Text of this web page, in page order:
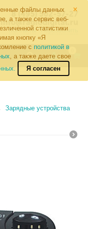
×
файлы данных
а также сервис веб-
статистики
кнопку «Я
с политикой в
, а также даете свое
Я согласен
8 (495) 502-57-27
info@radiodigital.ru
Контакты Перезвонить
Зарядные устройства